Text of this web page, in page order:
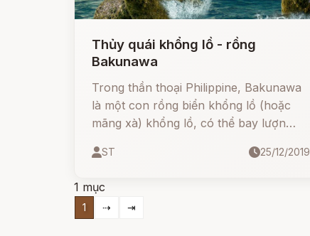
Thủy quái khổng lồ - rồng
Bakunawa
Trong thần thoại Philippine, Bakunawa
là một con rồng biển khổng lồ (hoặc
mãng xà) khổng lồ, có thể bay lượn
cùng khủng khiếp.
ST 25/12/2019
1 mục
1 ⇢ ⇥